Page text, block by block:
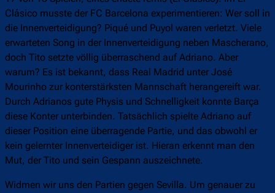
Clásico musste der FC Barcelona experimentieren: Wer soll in
die Innenverteidigung? Piqué und Puyol waren verletzt. Viele
erwarteten Song in der Innenverteidigung neben Mascherano,
doch Tito setzte völlig überraschend auf Adriano. Aber
warum? Es ist bekannt, dass Real Madrid unter José
Mourinho zur konterstärksten Mannschaft herangereift war.
Durch Adrianos gute Physis und Schnelligkeit konnte Barça
diese Konter unterbinden. Tatsächlich spielte Adriano auf
dieser Position eine überragende Partie, und das obwohl er
kein gelernter Innenverteidiger ist. Hieran erkennt man den
Mut, der Tito und sein Gespann auszeichnete.
Widmen wir uns den Partien gegen Sevilla. Um genauer zu